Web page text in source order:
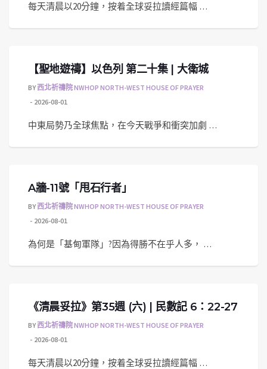
每天清晨以20分鐘，按着全球妥拉讀經篇幅 …
【聖地遊禱】以色列 第二十集 | 大衛城
BY西北祈禱院 NWHOP NORTH-WEST HOUSE OF PRAYER
2026-08-01
中東局勢乃全球焦點，在今天戰爭和衝突加劇 …
A牆-11號「甩石行者」
BY西北祈禱院 NWHOP NORTH-WEST HOUSE OF PRAYER
2026-08-01
為何是「基甸軍隊」?因為得勝不在乎人多， …
《清晨妥拉》第35週 (六) | 民數記 6：22-27
BY西北祈禱院 NWHOP NORTH-WEST HOUSE OF PRAYER
2026-08-01
每天清晨以20分鐘，按着全球妥拉讀經篇幅 …